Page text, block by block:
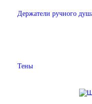
Держатели ручного
Тены